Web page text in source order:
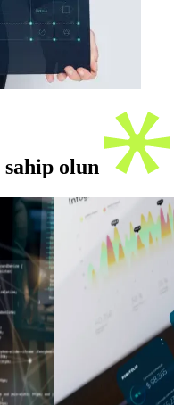
sahip olun